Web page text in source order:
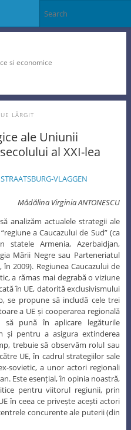
si economice
LĂRGIT
ale Uniunii
al XXI-lea
Mădălina Virginia ANTONESCU
analizăm actualele strategii ale
a Caucazului de Sud” (ca
statele Armenia, Azerbaidjan,
Mării Negre sau Parteneriatul
2009). Regiunea Caucazului de
a rămas mai degrabă o viziune
în UE, datorită exclusivismului
se propune să includă cele trei
a UE și cooperarea regională
să pună în aplicare legăturile
și pentru a asigura extinderea
trebuie să observăm rolul sau
UE, în cadrul strategiilor sale
sovietic, a unor actori regionali
Este esențial, în opinia noastră,
pentru viitorul regiunii, prin
în ceea ce privește acești actori
concurente ale puterii (din